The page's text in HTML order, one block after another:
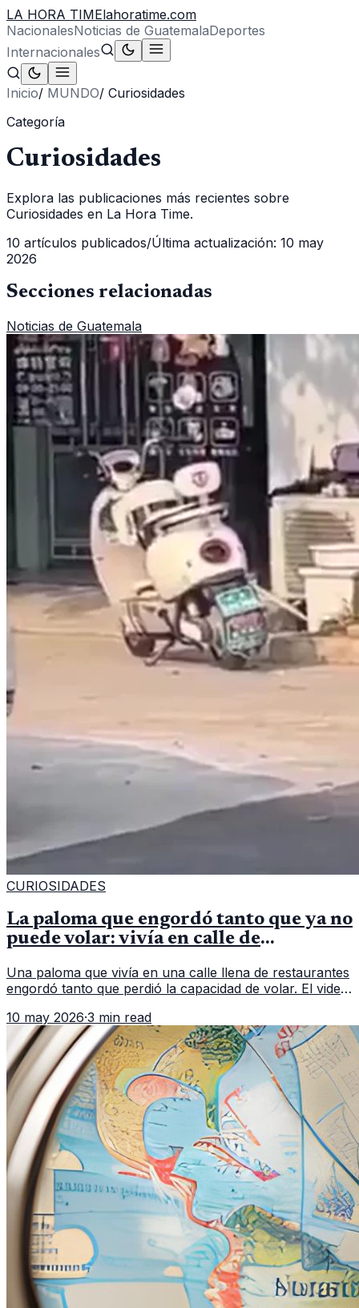
LA HORA TIMElahoratime.com
NacionalesNoticias de GuatemalaDeportes
Internacionales
Inicio/ MUNDO/ Curiosidades
Categoría
Curiosidades
Explora las publicaciones más recientes sobre
Curiosidades en La Hora Time.
10 artículos publicados/Última actualización: 10 may
2026
Secciones relacionadas
Noticias de Guatemala
CURIOSIDADES
La paloma que engordó tanto que ya no
puede volar: vivía en calle de
Una paloma que vivía en una calle llena de restaurantes
engordó tanto que perdió la capacidad de volar. El video
10 may 2026·3 min read